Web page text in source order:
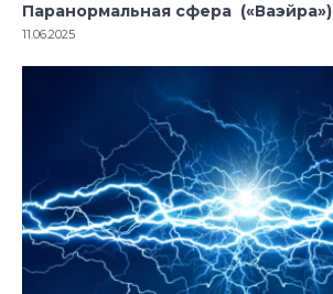
Паранормальная сфера («Ваэйра»)
11.06.2025